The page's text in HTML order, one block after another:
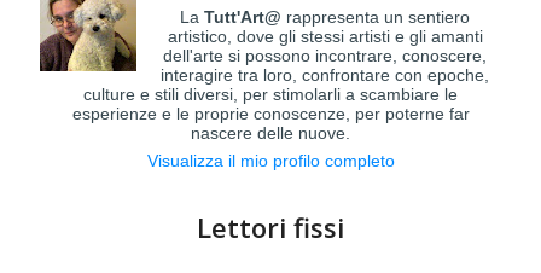
LaTutt'Art@ rappresenta un sentiero
artistico, dove gli stessi artisti e gli amanti
dell'arte si possono incontrare, conoscere,
interagire tra loro, confrontare con epoche,
culture e stili diversi, per stimolarli a scambiare le
esperienze e le proprie conoscenze, per poterne far
nascere delle nuove.
Visualizza il mio profilo completo
Lettori fissi